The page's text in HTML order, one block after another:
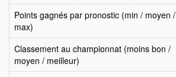
Points gagnés par pronostic (min / moyen /
max)
Classement au championnat (moins bon /
moyen / meilleur)